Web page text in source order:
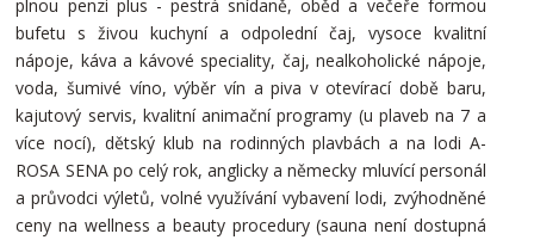
plnou penzi plus - pestrá snídaně, oběd a večeře formou
bufetu s živou kuchyní a odpolední čaj, vysoce kvalitní
nápoje, káva a kávové speciality, čaj, nealkoholické nápoje,
voda, šumivé víno, výběr vín a piva v otevírací době baru,
kajutový servis, kvalitní animační programy (u plaveb na 7 a
více nocí), dětský klub na rodinných plavbách a na lodi A-
ROSA SENA po celý rok, anglicky a německy mluvící personál
a průvodci výletů, volné využívání vybavení lodi, zvýhodněné
ceny na wellness a beauty procedury (sauna není dostupná